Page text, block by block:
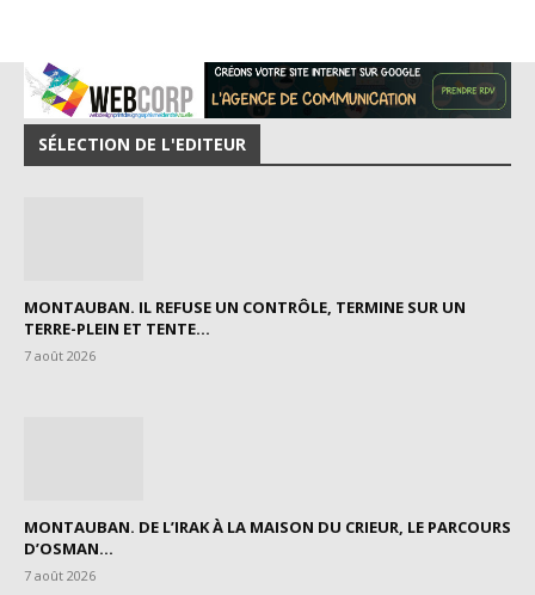
SÉLECTION DE L'EDITEUR
MONTAUBAN. IL REFUSE UN CONTRÔLE, TERMINE SUR UN
TERRE-PLEIN ET TENTE...
7 août 2026
MONTAUBAN. DE L’IRAK À LA MAISON DU CRIEUR, LE PARCOURS
D’OSMAN...
7 août 2026